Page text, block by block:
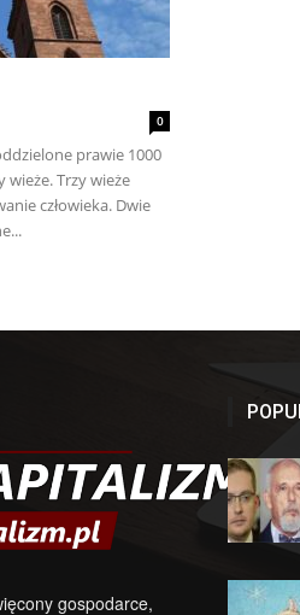
0
prawie 1000
Trzy wieże
człowieka. Dwie
gospodarce,